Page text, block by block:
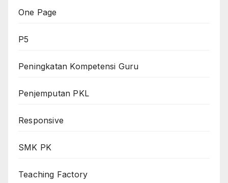
One Page
P5
Peningkatan Kompetensi Guru
Penjemputan PKL
Responsive
SMK PK
Teaching Factory